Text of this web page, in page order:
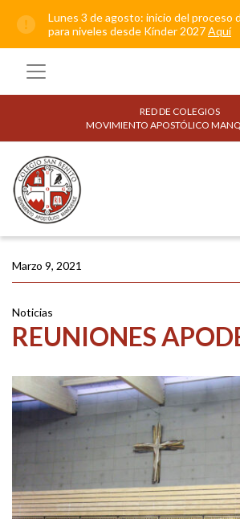
Lunes 3 de agosto: inicio del proceso
para niveles desde Kínder 2027Aquí
RED DE COLEGIOS
MOVIMIENTO APOSTÓLICO
Marzo 9, 2021
Noticias
REUNIONES